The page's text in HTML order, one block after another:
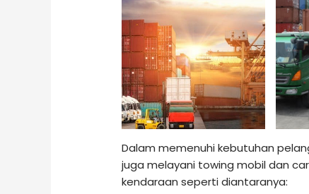
Dalam memenuhi kebutuhan
juga melayani towing mobil dan
kendaraan seperti diantaranya: